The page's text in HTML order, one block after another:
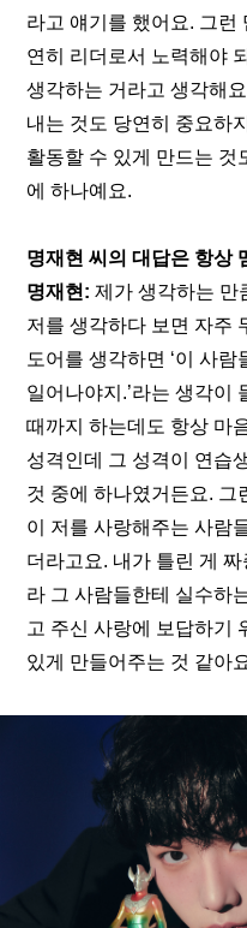
라고 얘기를 했어요. 그런
연히 리더로서 노력해야
생각하는 거라고 생각해
내는 것도 당연히 중요하
활동할 수 있게 만드는 것
에 하나예요.
명재현 씨의 대답은 항상
명재현: 제가 생각하는 만
저를 생각하다 보면 자주
도어를 생각하면 ‘이 사
일어나야지.’라는 생각이
때까지 하는데도 항상 마
성격인데 그 성격이 연습
것 중에 하나였거든요. 그
이 저를 사랑해주는 사람
더라고요. 내가 틀린 게
라 그 사람들한테 실수하
고 주신 사랑에 보답하기
있게 만들어주는 것 같아